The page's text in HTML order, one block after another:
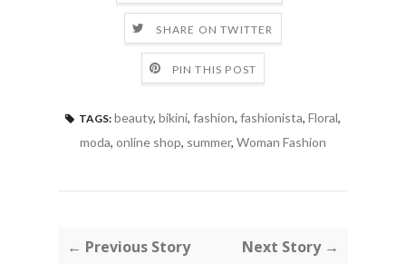
SHARE ON TWITTER
PIN THIS POST
TAGS: beauty, bikini, fashion, fashionista, Floral,
moda, online shop, summer, Woman Fashion
← Previous Story Next Story →